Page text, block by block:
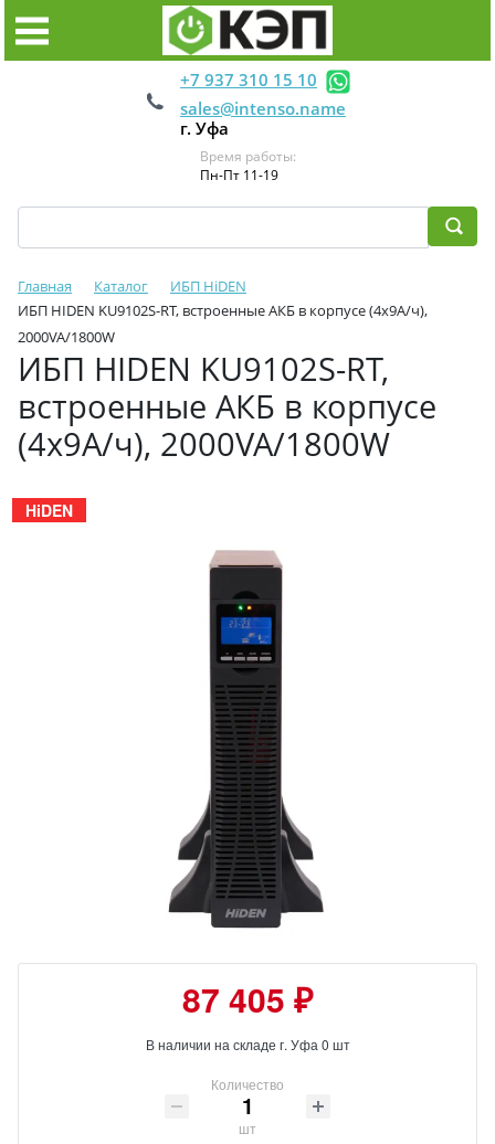
+7 937 310 15 10
sales@intenso.name
г. Уфа
Время работы:
Пн-Пт 11-19
Главная Каталог
ИБП HiDEN
ИБП HIDEN KU9102S-RT, встроенные АКБ в корпусе (4х9А/ч),
2000VA/1800W
ИБП HIDEN KU9102S-RT,
встроенные АКБ в корпусе
(4х9А/ч), 2000VA/1800W
HiDEN
87 405 ₽
В наличии на складе г. Уфа 0 шт
Количество
шт